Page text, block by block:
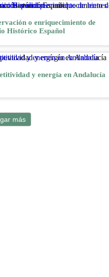
Histórico Español
o enriquecimiento de
Histórico Español
y energía en Andalucía
más